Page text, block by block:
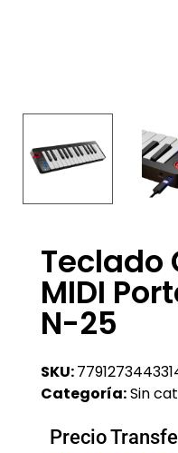
Teclado
MIDI
N-25
SKU:
Categoría:Sin
Precio